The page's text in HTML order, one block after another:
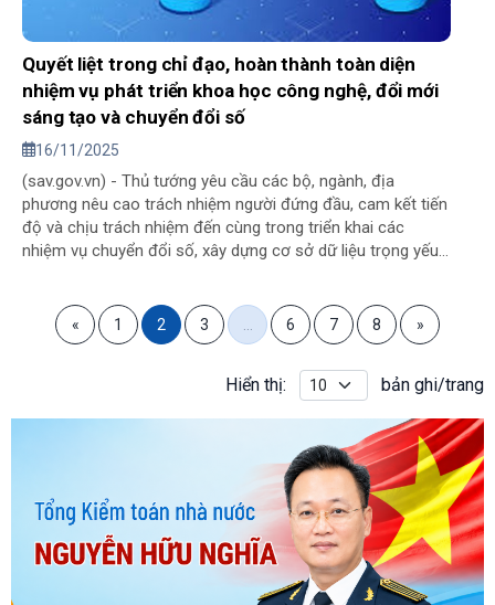
Quyết liệt trong chỉ đạo, hoàn thành toàn diện
nhiệm vụ phát triển khoa học công nghệ, đổi mới
sáng tạo và chuyển đổi số
16/11/2025
(sav.gov.vn) - Thủ tướng yêu cầu các bộ, ngành, địa
phương nêu cao trách nhiệm người đứng đầu, cam kết tiến
độ và chịu trách nhiệm đến cùng trong triển khai các
nhiệm vụ chuyển đổi số, xây dựng cơ sở dữ liệu trọng yếu
« 1 2 3 6 7 8 »
Hiển thị: bản ghi/trang